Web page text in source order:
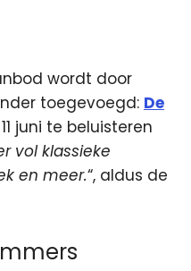
wordt door
toegevoegd: De
juni te beluisteren
vol klassieke
en meer.“, aldus de